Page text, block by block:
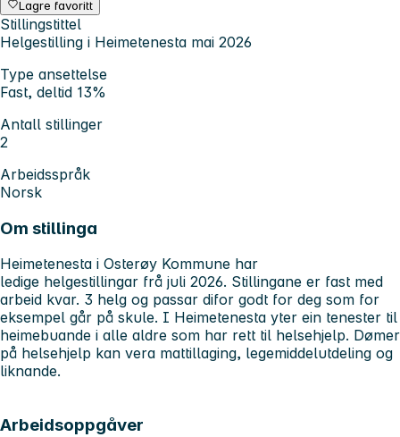
Lagre favoritt
Stillingstittel
Helgestilling i Heimetenesta mai 2026
Type ansettelse
Fast, deltid 13%
Antall stillinger
2
Arbeidsspråk
Norsk
Om stillinga
Heimetenesta i Osterøy Kommune har
ledige helgestillingar frå juli 2026. Stillingane er fast med
arbeid kvar. 3 helg og passar difor godt for deg som for
eksempel går på skule. I Heimetenesta yter ein tenester til
heimebuande i alle aldre som har rett til helsehjelp. Dømer
på helsehjelp kan vera mattillaging, legemiddelutdeling og
liknande.
Arbeidsoppgåver